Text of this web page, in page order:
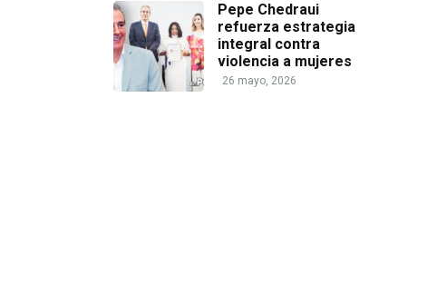
Pepe Chedraui
refuerza estrategia
integral contra
violencia a mujeres
26 mayo, 2026